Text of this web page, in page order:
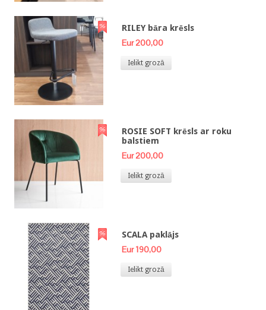
RILEY bāra krēsls
Eur 200,00
Ielikt grozā
ROSIE SOFT krēsls ar roku
balstiem
Eur 200,00
Ielikt grozā
SCALA paklājs
Eur 190,00
Ielikt grozā